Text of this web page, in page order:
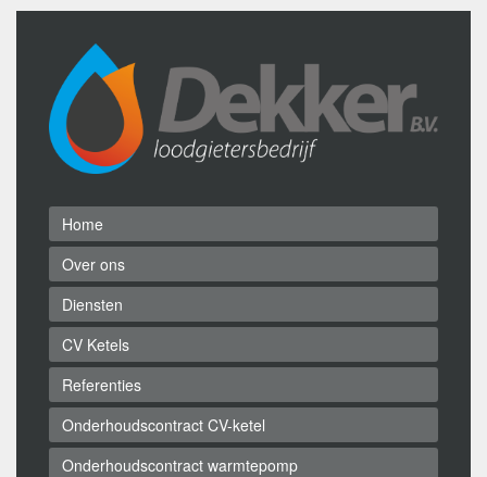
Home
Over ons
Diensten
CV Ketels
Referenties
Onderhoudscontract CV-ketel
Onderhoudscontract warmtepomp